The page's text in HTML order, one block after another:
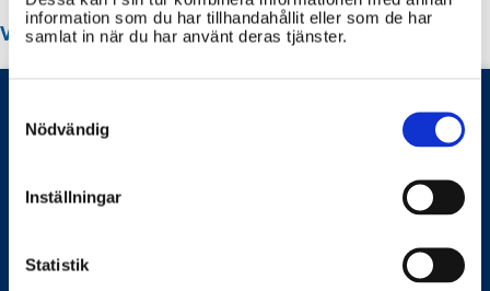
information som du har tillhandahållit eller som de har
samlat in när du har använt deras tjänster.
Selection
Nödvändig
Inställningar
Statistik
VANLIGA FRÅGOR OM TORSÅS KOMMUN
Hur ansöker jag om fritidsplats i Torsås
fritidshemmet?